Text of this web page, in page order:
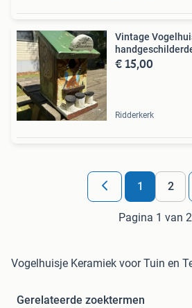
Vintage
€ 15,00
Ridderkerk
1 2
Pagina 1 van 2
Vogelhuisje Keramiek voor Tuin en
Gerelateerde zoektermen